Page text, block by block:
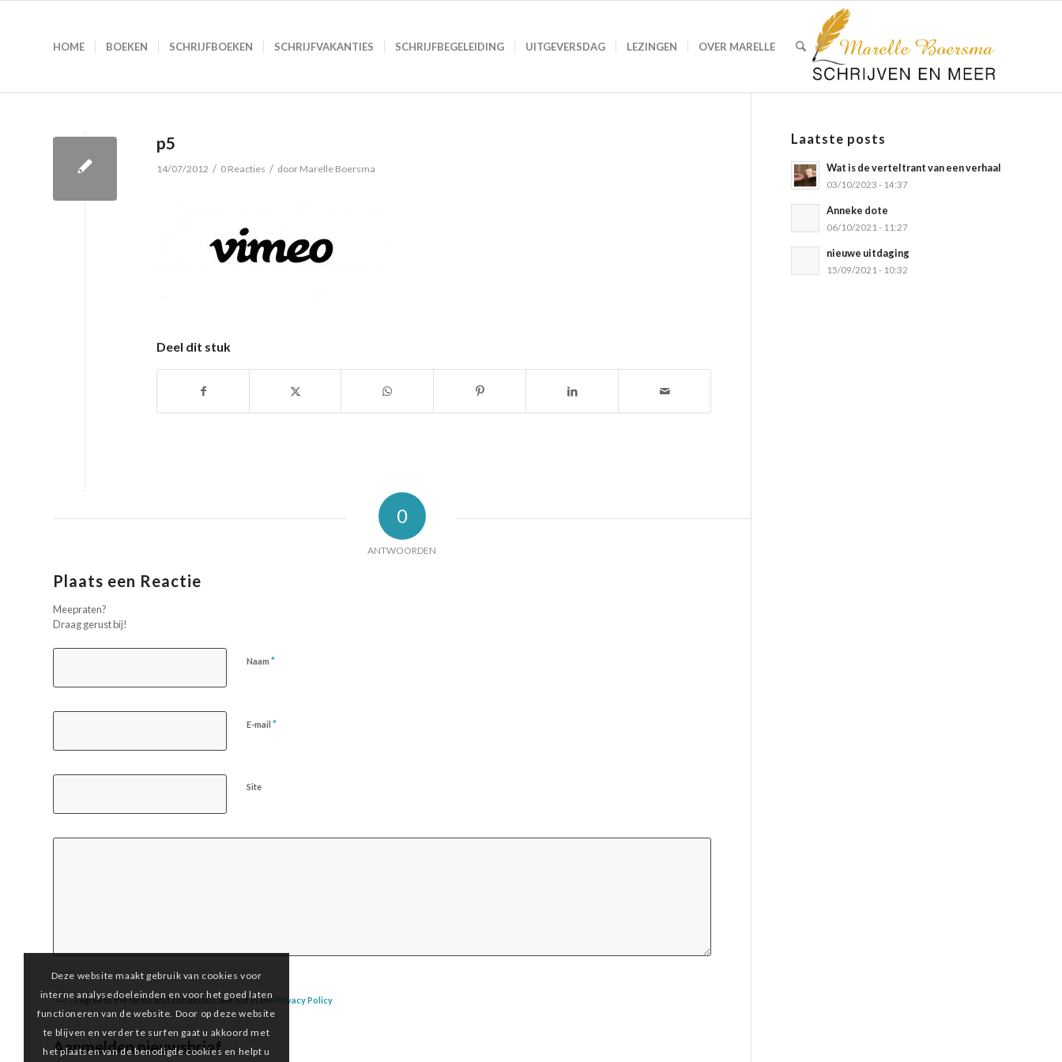
HOME BOEKEN SCHRIJFBOEKEN SCHRIJFVAKANTIES SCHRIJFBEGELEIDING UITGEVERSDAG LEZINGEN OVER MARELLE
p5
14/07/2012 / 0 Reacties / door Marelle Boersma
Deel dit stuk
0
ANTWOORDEN
Plaats een Reactie
Meepraten?
Draag gerust bij!
Naam *
E-mail *
Site
I agree to the terms and conditions laid out in the Privacy Policy
Aanmelden nieuwsbrief
Laatste posts
Wat is de verteltrant van een verhaal
03/10/2023 - 14:37
Anneke dote
06/10/2021 - 11:27
nieuwe uitdaging
15/09/2021 - 10:32
Deze website maakt gebruik van cookies voor
interne analysedoeleinden en voor het goed laten
functioneren van de website. Door op deze website
te blijven en verder te surfen gaat u akkoord met
het plaatsen van de benodigde cookies en helpt u